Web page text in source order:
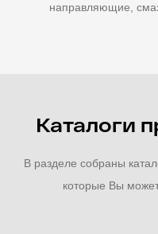
направляющие,
Каталоги
В разделе собраны
которые Вы